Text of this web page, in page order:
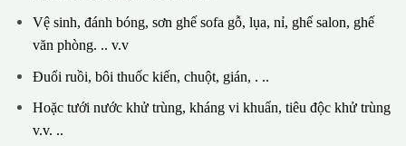
Vệ sinh, đánh bóng, sơn ghế sofa gỗ, lụa, nỉ, ghế salon, ghế
văn phòng. .. v.v
Đuổi ruồi, bôi thuốc kiến, chuột, gián, . ..
Hoặc tưới nước khử trùng, kháng vi khuẩn, tiêu độc khử trùng
v.v. ..